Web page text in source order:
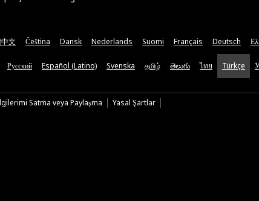
文 Čeština Dansk Nederlands Suomi Français Deutsch
Русский Español (Latino) Svenska தமிழ் తెలుగు ไทย Türkçe
Satma veya Paylaşma Yasal Şartlar